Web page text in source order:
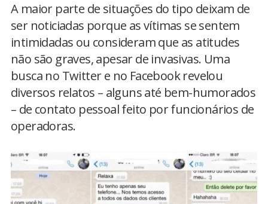
A maior parte de situações do tipo deixam de
ser noticiadas porque as vítimas se sentem
intimidadas ou consideram que as atitudes
não são graves, apesar de invasivas. Uma
busca no Twitter e no Facebook revelou
diversos relatos – alguns até bem-humorados
– de contato pessoal feito por funcionários de
operadoras.